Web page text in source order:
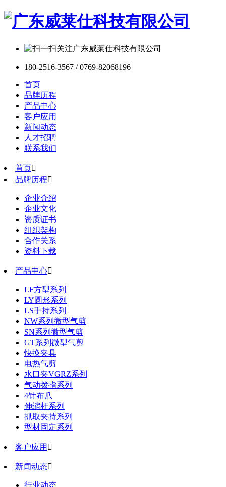
180-2516-3567 / 0769-82068196
首页
品牌历程
产品中心
客户应用
新闻动态
人才招聘
联系我们
首页
品牌历程
企业介绍
企业文化
资质证书
组织架构
合作关系
资料下载
产品中心
LF方型系列
LY圆形系列
LS手持系列
NW系列微型气剪
SN系列微型气剪
GT系列微型气剪
快换夹具
电热气剪
水口夹VGRZ系列
气动拨指系列
4针布爪
伸缩杆系列
抓取夹持系列
型材固定系列
客户应用 
新闻动态
行业动态